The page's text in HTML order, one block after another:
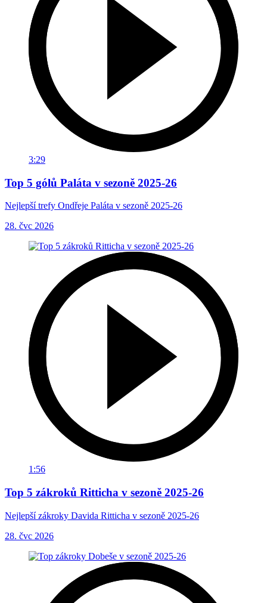
3:29
Top 5 gólů Paláta v sezoně 2025-26
Nejlepší trefy Ondřeje Paláta v sezoně 2025-26
28. čvc 2026
1:56
Top 5 zákroků Ritticha v sezoně 2025-26
Nejlepší zákroky Davida Ritticha v sezoně 2025-26
28. čvc 2026